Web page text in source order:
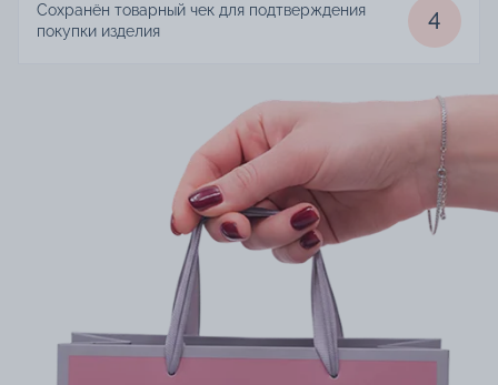
Сохранён товарный чек для подтверждения
покупки изделия
4